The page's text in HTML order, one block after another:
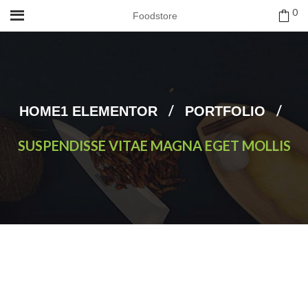
Foodstore 0
HOME1 ELEMENTOR / PORTFOLIO /
SUSPENDISSE VITAE MAGNA EGET MOLLIS